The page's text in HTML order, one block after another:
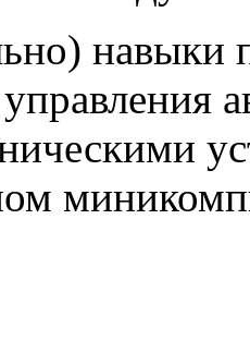
навыки